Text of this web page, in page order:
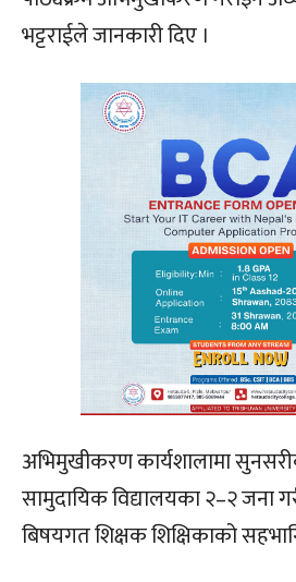
भट्टराईले जानकारी दिए ।
अभिमुखीकरण कार्यशालामा
सामुदायिक विद्यालयका २–२ जना
बिषयगत शिक्षक शिक्षिकाको